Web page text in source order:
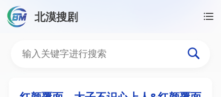
北漠搜剧
红颜覆面，太子不识心